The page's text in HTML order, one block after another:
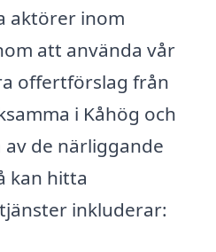
aktörer inom
att använda vår
offertförslag från
i Kåhög och
de närliggande
kan hitta
inkluderar: